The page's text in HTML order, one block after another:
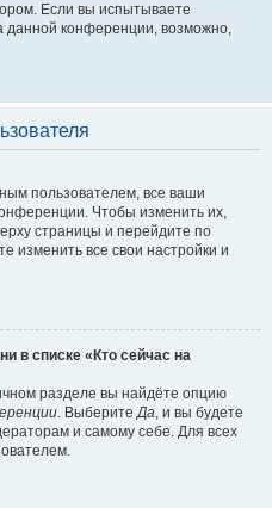
Если вы испытываете
данной конференции, возможно,
пользователем, все ваши
Чтобы изменить их,
страницы и перейдите по
изменить все свои настройки и
в списке «Кто сейчас на
разделе вы найдёте опцию
. ВыберитеДа, и вы будете
и самому себе. Для всех